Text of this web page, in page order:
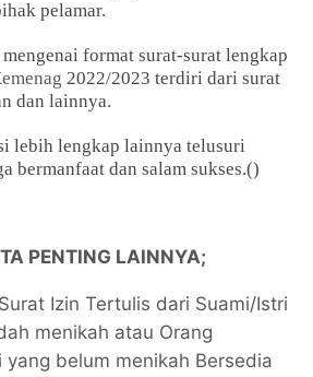
pelamar.
format surat-surat lengkap
2022/2023 terdiri dari surat
dan lainnya.
lebih lengkap lainnya telusuri
bermanfaat dan salam sukses.()
PENTING LAINNYA;
Izin Tertulis dari Suami/Istri
menikah atau Orang
yang belum menikah Bersedia